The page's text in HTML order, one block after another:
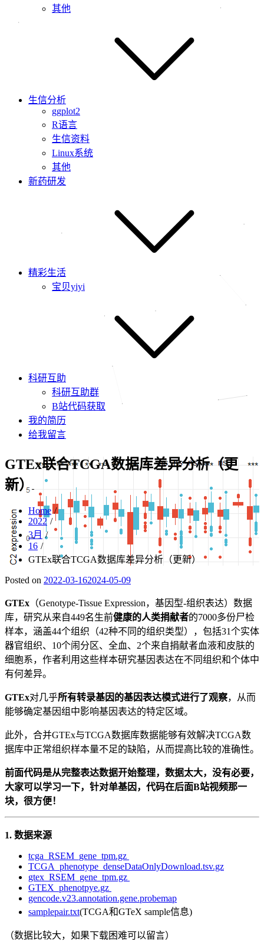
其他
生信分析
ggplot2
R语言
生信资料
Linux系统
其他
新药研发
精彩生活
宝贝yiyi
科研互助
科研互助群
B站代码获取
我的简历
给我留言
GTEx联合TCGA数据库差异分析（更
新）
Home
2022
3月
16
GTEx联合TCGA数据库差异分析（更新）
Posted on 2022-03-162024-05-09
GTEx （Genotype-Tissue Expression，基因型-组织表达）数据
库，研究从来自449名生前健康的人类捐献者的7000多份尸检
样本，涵盖44个组织（42种不同的组织类型），包括31个实体
器官组织、10个闹分区、全血、2个来自捐献者血液和皮肤的
细胞系，作者利用这些样本研究基因表达在不同组织和个体中
有何差异。
GTEx对几乎所有转录基因的基因表达模式进行了观察，从而
能够确定基因组中影响基因表达的特定区域。
此外，合并GTEx与TCGA数据库数据能够有效解决TCGA数
据库中正常组织样本量不足的缺陷，从而提高比较的准确性。
前面代码是从完整表达数据开始整理，数据太大，没有必要，
大家可以学习一下，针对单基因，代码在后面B站视频那一
块，很方便！
1. 数据来源
tcga_RSEM_gene_tpm.gz
TCGA_phenotype_denseDataOnlyDownload.tsv.gz
gtex_RSEM_gene_tpm.gz
GTEX_phenotpye.gz
gencode.v23.annotation.gene.probemap
samplepair.txt(TCGA和GTeX sample信息)
（数据比较大，如果下载困难可以留言）